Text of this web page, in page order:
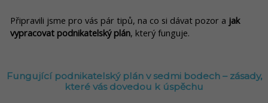
Připravili jsme pro vás pár tipů, na co si dávat pozor a jak
vypracovat podnikatelský plán, který funguje.
Fungující podnikatelský plán v sedmi bodech – zásady,
které vás dovedou k úspěchu